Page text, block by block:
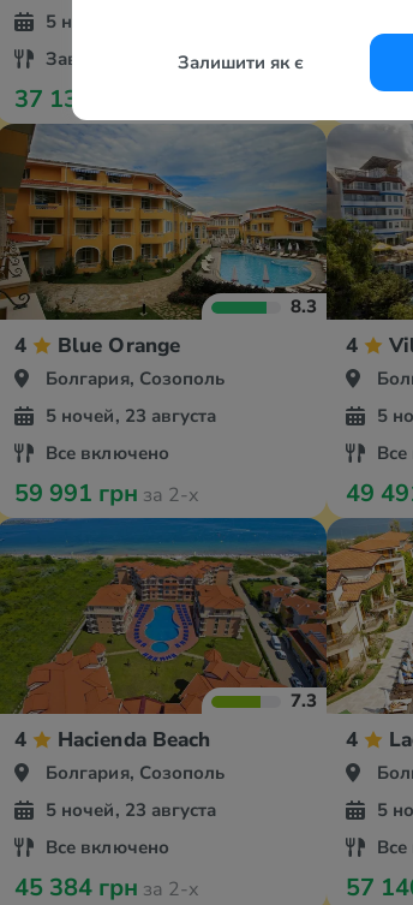
Залишити як є
5 ночей, 23 августа
Завтраки
37 131 грн 104
8.3
4 Blue Orange
Болгария, Созополь
5 ночей, 23 августа
Все включено
59 991 грн за 2-х
4
5
49
7.3
4 Hacienda Beach
Болгария, Созополь
5 ночей, 23 августа
Все включено
45 384 грн за 2-х
4
5
57